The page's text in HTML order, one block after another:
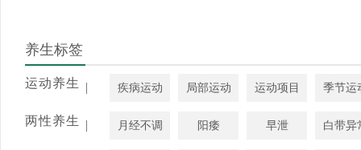
养生标签
运动养生 | 疾病运动 局部运动 运动项目 季节运
两性养生 | 月经不调 阳痿 早泄 白带异